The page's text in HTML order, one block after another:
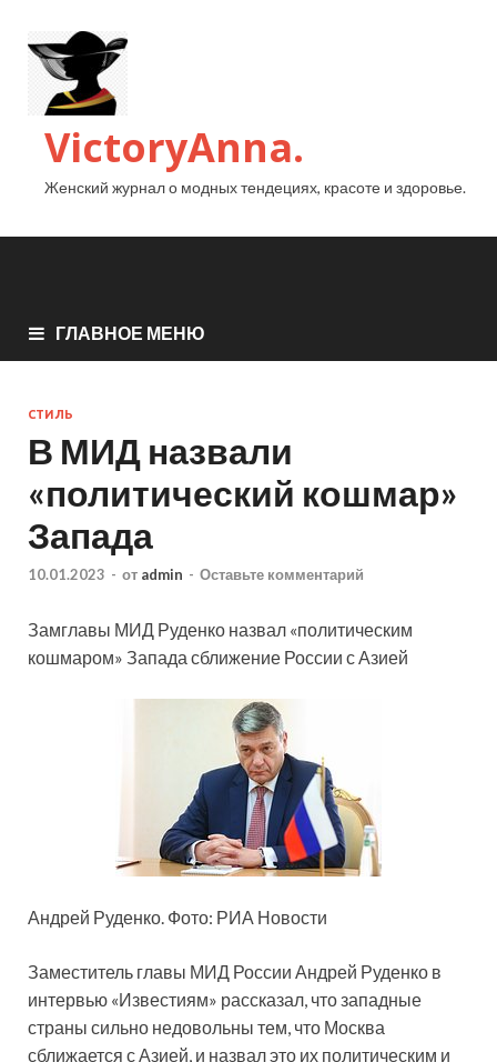
VictoryAnna.
Женский журнал о модных тендециях, красоте и здоровье.
ГЛАВНОЕ МЕНЮ
СТИЛЬ
В МИД назвали
«политический кошмар»
Запада
10.01.2023 - от admin - Оставьте комментарий
Замглавы МИД Руденко назвал «политическим
кошмаром» Запада сближение России с Азией
Андрей Руденко. Фото: РИА Новости
Заместитель главы МИД России Андрей Руденко в
интервью «Известиям» рассказал, что западные
страны сильно недовольны тем, что Москва
сближается с Азией, и назвал это их политическим и